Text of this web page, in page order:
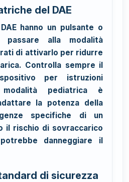
del DAE
hanno un pulsante o
alla modalità
di attivarlo per ridurre
Controlla sempre il
per istruzioni
pediatrica è
la potenza della
specifiche di un
il rischio di sovraccarico
danneggiare il
di sicurezza